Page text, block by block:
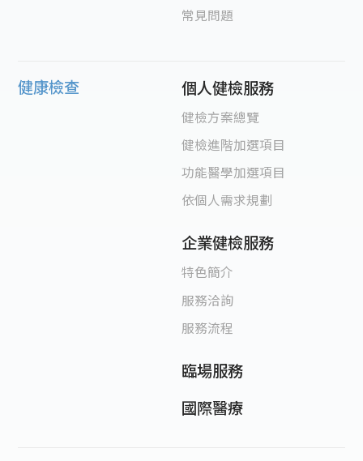
常見問題
健康檢查 個人健檢服務
健檢方案總覽
健檢進階加選項目
功能醫學加選項目
依個人需求規劃
企業健檢服務
特色簡介
服務洽詢
服務流程
臨場服務
國際醫療